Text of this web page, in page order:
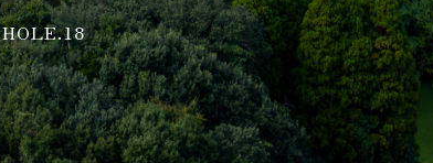
HOLE.18